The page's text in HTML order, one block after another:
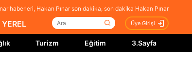
haberleri, Hakan Pınar son dakika, son dakika Hakan Pınar
YEREL Üye Girişi
Turizm Eğitim 3.Sayfa